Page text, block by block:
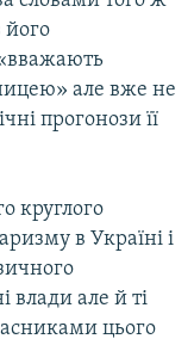
його
але вже не
прогонози її
круглого
в Україні і
але й ті
цього